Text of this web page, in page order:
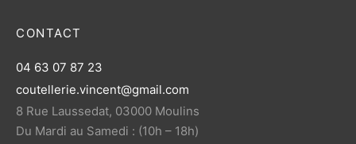
CONTACT
04 63 07 87 23
coutellerie.vincent@gmail.com
8 Rue Laussedat, 03000 Moulins
Du Mardi au Samedi : (10h – 18h)